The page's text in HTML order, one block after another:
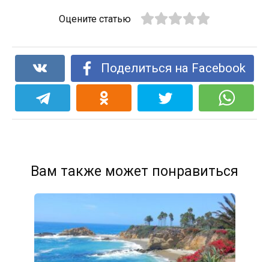
Оцените статью
Поделиться на Facebook
Вам также может понравиться